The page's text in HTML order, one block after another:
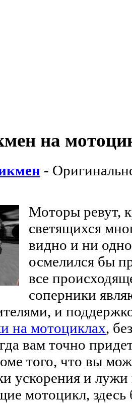
на
-
Моторы ревут,
светящихся
видно и ни
осмелился бы
все
соперники
и
на мотоциклах,
вам точно
того, что вы
ускорения и лужи
мотоцикл, здесь